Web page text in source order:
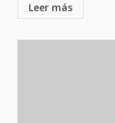
Leer más